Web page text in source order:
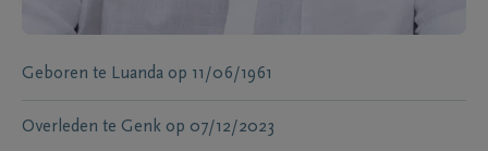
Geboren te Luanda op 11/06/1961
Overleden te Genk op 07/12/2023